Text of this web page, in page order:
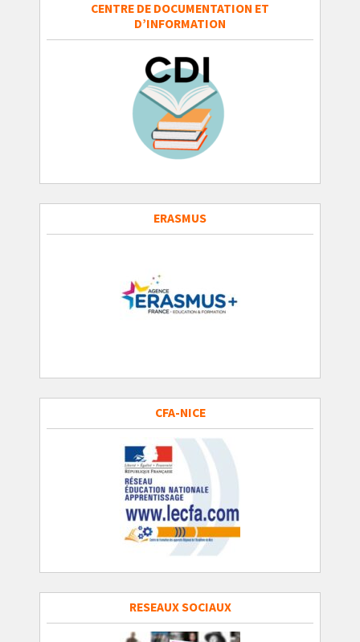
CENTRE DE DOCUMENTATION ET
D’INFORMATION
ERASMUS
CFA-NICE
RESEAUX SOCIAUX